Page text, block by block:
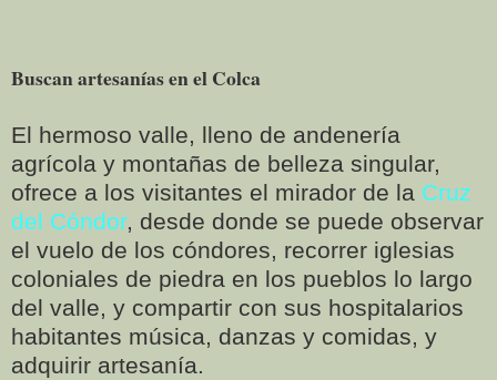
Buscan artesanías en el Colca
El hermoso valle, lleno de andenería
agrícola y montañas de belleza singular,
ofrece a los visitantes el mirador de la Cruz
del Cóndor, desde donde se puede observar
el vuelo de los cóndores, recorrer iglesias
coloniales de piedra en los pueblos lo largo
del valle, y compartir con sus hospitalarios
habitantes música, danzas y comidas, y
adquirir artesanía.